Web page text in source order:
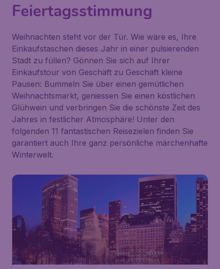
Feiertagsstimmung
Weihnachten steht vor der Tür. Wie wäre es, Ihre
Einkaufstaschen dieses Jahr in einer pulsierenden
Stadt zu füllen? Gönnen Sie sich auf Ihrer
Einkaufstour von Geschäft zu Geschäft kleine
Pausen: Bummeln Sie über einen gemütlichen
Weihnachtsmarkt, geniessen Sie einen köstlichen
Glühwein und verbringen Sie die schönste Zeit des
Jahres in festlicher Atmosphäre! Unter den
folgenden 11 fantastischen Reisezielen finden Sie
garantiert auch Ihre ganz persönliche märchenhafte
Winterwelt.